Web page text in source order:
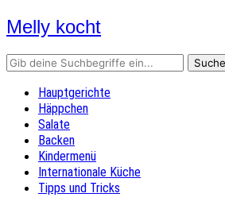
Melly kocht
Rezepte mit Bildern
Hauptgerichte
Häppchen
Salate
Backen
Kindermenü
Internationale Küche
Tipps und Tricks